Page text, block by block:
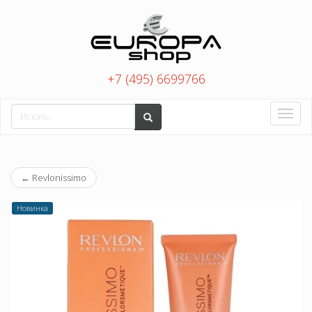
+7 (495) 6699766
Toggle
← Revlonissimo
Новинка